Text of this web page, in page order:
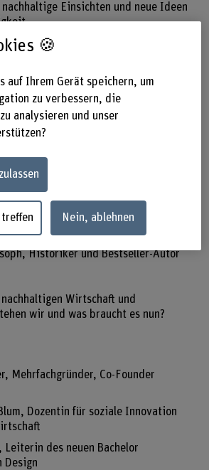
nachhaltige Einsichten und neue Ideen
Uhr, Beginn um 17.00 Uhr
des Kantons Bern,
Historiker und Bestseller-Autor
Wirtschaft und
wir und was braucht es nun?
Mehrfachgründer, Co-Founder
Dozentin für soziale Innovation
Leiterin des neuen Bachelor
Design
🍪
auf Ihrem Gerät speichern, um
zu verbessern, die
analysieren und unser
treffen Nein, ablehnen